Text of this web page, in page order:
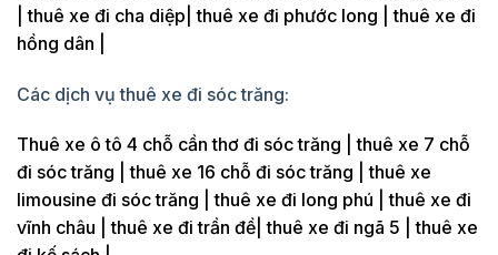
| thuê xe đi cha diệp| thuê xe đi phước long | thuê xe đi
hồng dân |
Các dịch vụ thuê xe đi sóc trăng:
Thuê xe ô tô 4 chỗ cần thơ đi sóc trăng | thuê xe 7 chỗ
đi sóc trăng | thuê xe 16 chỗ đi sóc trăng | thuê xe
limousine đi sóc trăng | thuê xe đi long phú | thuê xe đi
vĩnh châu | thuê xe đi trần đề| thuê xe đi ngã 5 | thuê xe